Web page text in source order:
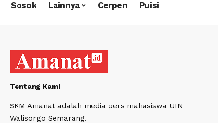
Sosok Lainnya Cerpen Puisi
Tentang Kami
SKM Amanat adalah media pers mahasiswa UIN
Walisongo Semarang.